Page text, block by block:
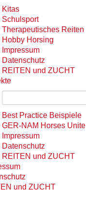
Kitas
Schulsport
Therapeutisches Reiten
Hobby Horsing
Impressum
Datenschutz
REITEN und ZUCHT
Best Practice Beispiele
GER-NAM Horses Unite
Impressum
Datenschutz
REITEN und ZUCHT
und ZUCHT